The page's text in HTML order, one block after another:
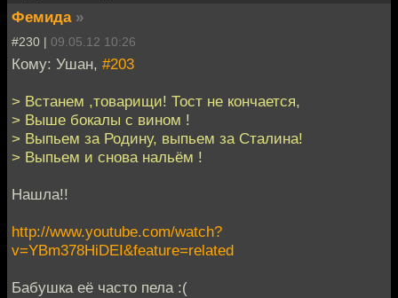
Фемида »
#230 | 09.05.12 10:26
Кому: Ушан, #203
> Встанем ,товарищи! Тост не кончается,
> Выше бокалы с вином !
> Выпьем за Родину, выпьем за Сталина!
> Выпьем и снова нальём !
Нашла!!
http://www.youtube.com/watch?
v=YBm378HiDEI&feature=related
Бабушка её часто пела :(